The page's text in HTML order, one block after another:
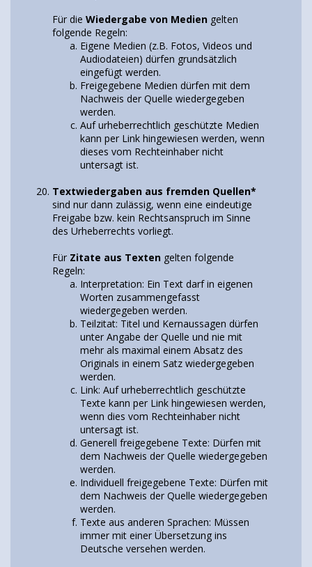
Für die Wiedergabe von Medien gelten
folgende Regeln:
Eigene Medien (z.B. Fotos, Videos und
Audiodateien) dürfen grundsätzlich
eingefügt werden.
Freigegebene Medien dürfen mit dem
Nachweis der Quelle wiedergegeben
werden.
Auf urheberrechtlich geschützte Medien
kann per Link hingewiesen werden, wenn
dieses vom Rechteinhaber nicht
untersagt ist.
Textwiedergaben aus fremden Quellen*
sind nur dann zulässig, wenn eine eindeutige
Freigabe bzw. kein Rechtsanspruch im Sinne
des Urheberrechts vorliegt.
Für Zitate aus Texten gelten folgende
Regeln:
Interpretation: Ein Text darf in eigenen
Worten zusammengefasst
wiedergegeben werden.
Teilzitat: Titel und Kernaussagen dürfen
unter Angabe der Quelle und nie mit
mehr als maximal einem Absatz des
Originals in einem Satz wiedergegeben
werden.
Link: Auf urheberrechtlich geschützte
Texte kann per Link hingewiesen werden,
wenn dies vom Rechteinhaber nicht
untersagt ist.
Generell freigegebene Texte: Dürfen mit
dem Nachweis der Quelle wiedergegeben
werden.
Individuell freigegebene Texte: Dürfen mit
dem Nachweis der Quelle wiedergegeben
werden.
Texte aus anderen Sprachen: Müssen
immer mit einer Übersetzung ins
Deutsche versehen werden.